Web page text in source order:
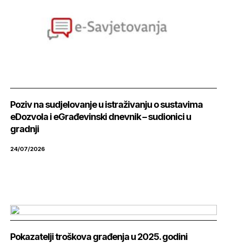
Poziv na sudjelovanje u istraživanju o sustavima
eDozvola i eGrađevinski dnevnik – sudionici u
gradnji
24/07/2026
Pokazatelji troškova građenja u 2025. godini